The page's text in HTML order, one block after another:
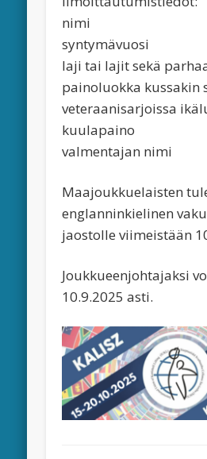
nimi
syntymävuosi
laji tai lajit sekä
painoluokka kussakin
veteraanisarjoissa
kuulapaino
valmentajan nimi
Maajoukkuelaisten
englanninkielinen
jaostolle viimeistään
Joukkueenjohtajaksi
10.9.2025 asti.